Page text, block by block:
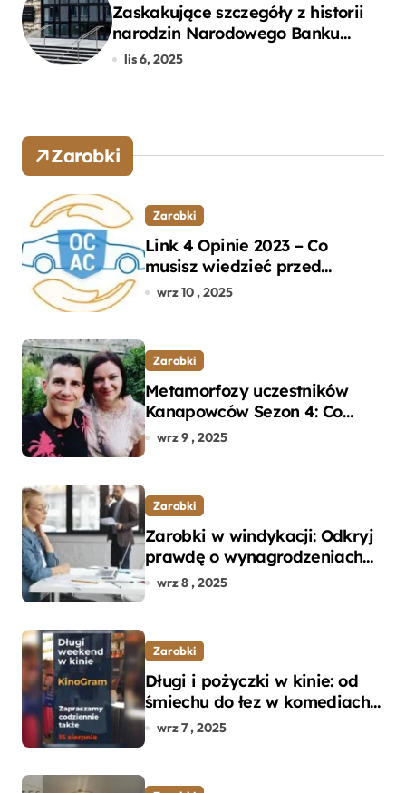
Zaskakujące szczegóły z historii
narodzin Narodowego Banku
Polskiego, o których mogłeś nie
lis 6, 2025
Zarobki
Zarobki
Link 4 Opinie 2023 – Co
musisz wiedzieć przed
wyborem ubezpieczenia OC i
wrz 10 , 2025
Zarobki
Metamorfozy uczestników
Kanapowców Sezon 4: Co
naprawdę zaskoczyło
wrz 9 , 2025
Zarobki
Zarobki w windykacji: Odkryj
prawdę o wynagrodzeniach
specjalistów w branży
wrz 8 , 2025
Zarobki
Długi i pożyczki w kinie: od
śmiechu do łez w komediach i
dramatach
wrz 7 , 2025